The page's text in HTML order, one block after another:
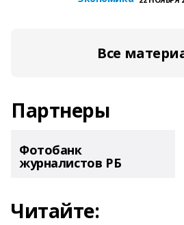
Все
Партнеры
Фотобанк
журналистов РБ
Читайте: